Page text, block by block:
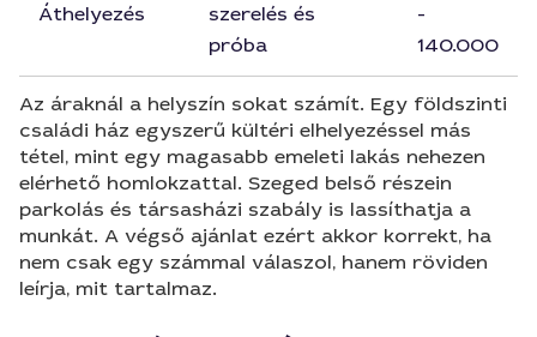
Áthelyezés
szerelés és
próba
-
140.000
Az áraknál a helyszín sokat számít. Egy földszinti
családi ház egyszerű kültéri elhelyezéssel más
tétel, mint egy magasabb emeleti lakás nehezen
elérhető homlokzattal. Szeged belső részein
parkolás és társasházi szabály is lassíthatja a
munkát. A végső ajánlat ezért akkor korrekt, ha
nem csak egy számmal válaszol, hanem röviden
leírja, mit tartalmaz.